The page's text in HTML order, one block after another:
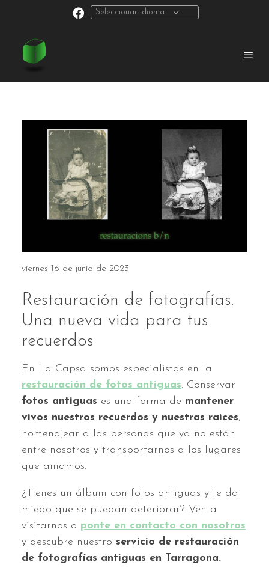
Seleccionar idioma
viernes 16 de junio de 2023
Restauración de fotografías.
Una nueva vida para tus
recuerdos
En La Capsa somos especialistas en la
restauración de fotos antiguas. Conservar
fotos antiguas es una forma de mantener
vivos nuestros recuerdos y nuestras raíces,
homenajear a las personas que ya no están
entre nosotros y transportarnos a los lugares
que amamos.
¿Tienes un álbum con fotos antiguas y te da
miedo que se puedan deteriorar? Ven a
visitarnos o ponte en contacto con nosotros
y descubre nuestro servicio de restauración
de fotografías antiguas en Tarragona.